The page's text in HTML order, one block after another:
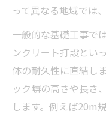
って異なる地域では
一般的な基礎工事で
ンクリート打設とい
体の耐久性に直結し
ック塀の高さや長さ
します。例えば20m